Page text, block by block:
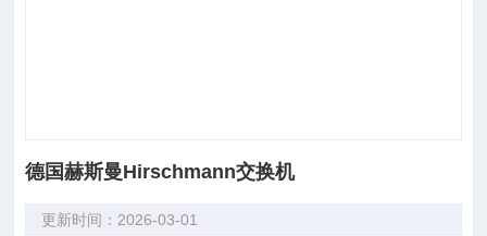
德国赫斯曼Hirschmann交换机
更新时间：2026-03-01